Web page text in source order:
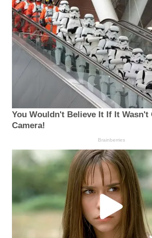
You Wouldn't Believe It If It Wasn't
Camera!
Brainberries